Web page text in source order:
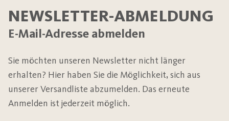
NEWSLETTER-ABMELDUNG
E-Mail-Adresse abmelden
Sie möchten unseren Newsletter nicht länger
erhalten? Hier haben Sie die Möglichkeit, sich aus
unserer Versandliste abzumelden. Das erneute
Anmelden ist jederzeit möglich.